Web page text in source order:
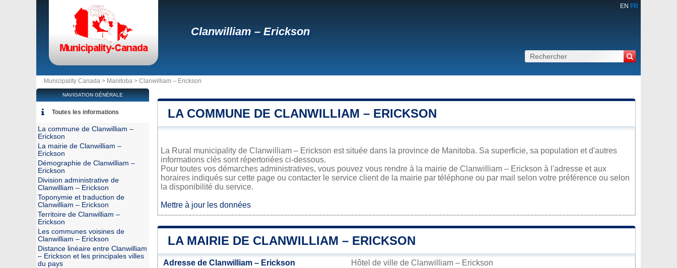
EN FR
Clanwilliam – Erickson
Municipality Canada > Manitoba > Clanwilliam – Erickson
LA COMMUNE DE CLANWILLIAM – ERICKSON
La Rural municipality de Clanwilliam – Erickson est située dans la province de Manitoba. Sa superficie, sa population et d'autres
informations clés sont répertoriées ci-dessous.
Pour toutes vos démarches administratives, vous pouvez vous rendre à la mairie de Clanwilliam – Erickson à l'adresse et aux
horaires indiqués sur cette page ou contacter le service client de la mairie par téléphone ou par mail selon votre préférence ou selon
la disponibilité du service.
Mettre à jour les données
LA MAIRIE DE CLANWILLIAM – ERICKSON
Adresse de Clanwilliam – Erickson
Hôtel de ville de Clanwilliam – Erickson
NAVIGATION GÉNÉRALE
Toutes les informations
La commune de Clanwilliam –
Erickson
La mairie de Clanwilliam –
Erickson
Démographie de Clanwilliam –
Erickson
Division administrative de
Clanwilliam – Erickson
Toponymie et traduction de
Clanwilliam – Erickson
Territoire de Clanwilliam –
Erickson
Les communes voisines de
Clanwilliam – Erickson
Distance linéaire entre Clanwilliam
– Erickson et les principales villes
du pays